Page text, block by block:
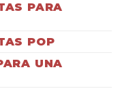
PARA
POP
UNA